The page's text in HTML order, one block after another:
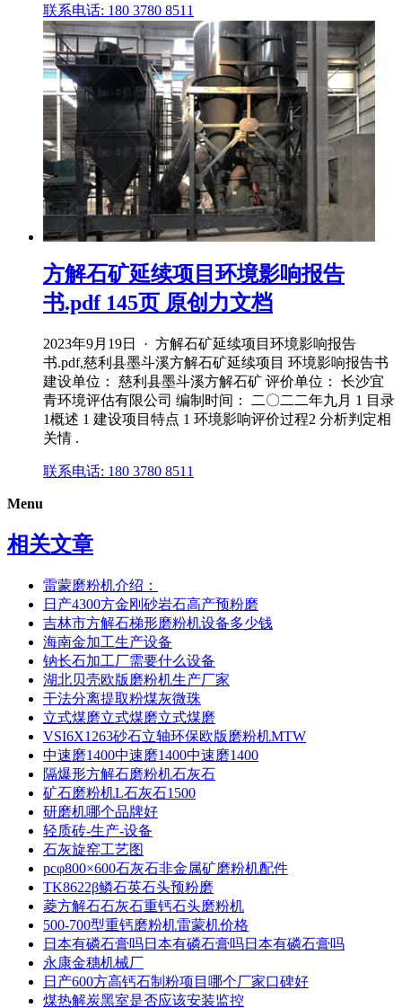
联系电话: 180 3780 8511
方解石矿延续项目环境影响报告
书.pdf 145页 原创力文档
2023年9月19日 · 方解石矿延续项目环境影响报告
书.pdf,慈利县墨斗溪方解石矿延续项目 环境影响报告书
建设单位： 慈利县墨斗溪方解石矿 评价单位： 长沙宜
青环境评估有限公司 编制时间： 二〇二二年九月 1 目录
1概述 1 建设项目特点 1 环境影响评价过程2 分析判定相
关情 .
联系电话: 180 3780 8511
Menu
相关文章
雷蒙磨粉机介绍：
日产4300方金刚砂岩石高产预粉磨
吉林市方解石梯形磨粉机设备多少钱
海南金加工生产设备
钠长石加工厂需要什么设备
湖北贝壳欧版磨粉机生产厂家
干法分离提取粉煤灰微珠
立式煤磨立式煤磨立式煤磨
VSI6X1263砂石立轴环保欧版磨粉机MTW
中速磨1400中速磨1400中速磨1400
隔爆形方解石磨粉机石灰石
矿石磨粉机L石灰石1500
研磨机哪个品牌好
轻质砖-生产-设备
石灰旋窑工艺图
pcφ800×600石灰石非金属矿磨粉机配件
TK8622β鳞石英石头预粉磨
菱方解石石灰石重钙石头磨粉机
500-700型重钙磨粉机雷蒙机价格
日本有磷石膏吗日本有磷石膏吗日本有磷石膏吗
永康金穗机械厂
日产600方高钙石制粉项目哪个厂家口碑好
煤热解炭黑室是否应该安装监控